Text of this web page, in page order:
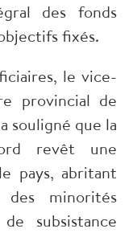
des fonds
fixés.
le vice-
provincial de
souligné que la
revêt une
pays, abritant
minorités
subsistance